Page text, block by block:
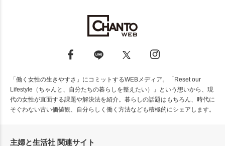
「働く女性の生きやすさ」にコミットするWEBメディア。「Reset our
Lifestyle（ちゃんと、自分たちの暮らしを整えたい）」という想いから、現
代の女性が直面する課題や解決法を紹介。暮らしの話題はもちろん、時代に
そぐわない古い価値観、自分らしく働く方法なども積極的にシェアします。
主婦と生活社 関連サイト